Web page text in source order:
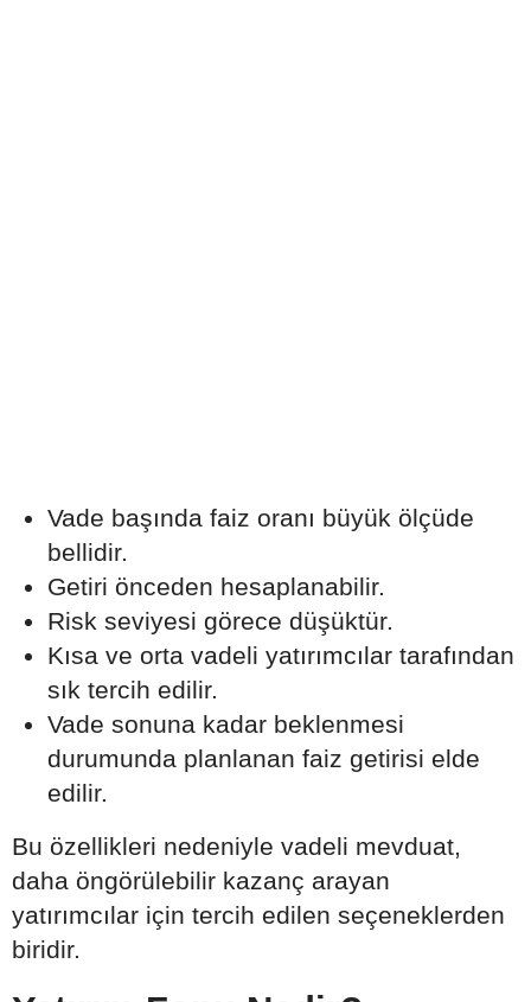
Vade başında faiz oranı büyük ölçüde
bellidir.
Getiri önceden hesaplanabilir.
Risk seviyesi görece düşüktür.
Kısa ve orta vadeli yatırımcılar tarafından
sık tercih edilir.
Vade sonuna kadar beklenmesi
durumunda planlanan faiz getirisi elde
edilir.
Bu özellikleri nedeniyle vadeli mevduat,
daha öngörülebilir kazanç arayan
yatırımcılar için tercih edilen seçeneklerden
biridir.